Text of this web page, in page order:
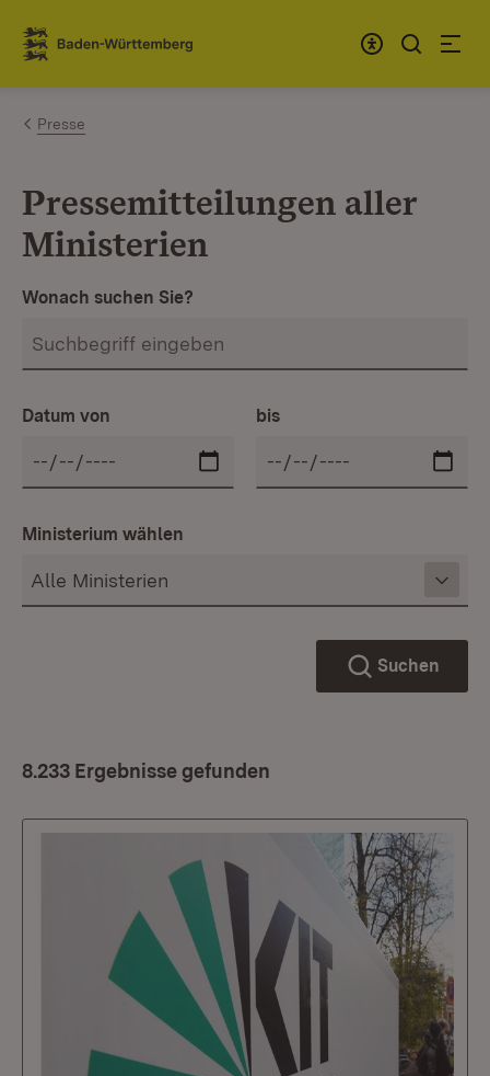
Zum Inhalt springen
Link zur Startseite
Presse
Pressemitteilungen aller
Ministerien
Wonach suchen Sie?
Datum von bis
Ministerium wählen
Suchen
8.233 Ergebnisse gefunden